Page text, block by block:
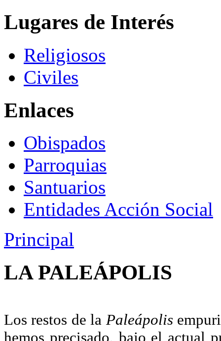
Lugares de Interés
Religiosos
Civiles
Enlaces
Obispados
Parroquias
Santuarios
Entidades Acción Social
Principal
LA PALEÁPOLIS
Los restos de la Paleápolis
hemos precisado, bajo el actual